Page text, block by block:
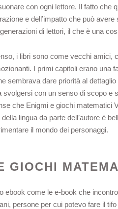
con ogni lettore. Il fatto
e dell’impatto che può
di lettori, il che è una
i libri sono come vecchi amici,
I primi capitoli erano una
sembrava dare priorità al
svolgersi con un senso di scopo e
che Enigmi e giochi matematici
della lingua da parte dell’autore è
il mondo dei personaggi.
GIOCHI
ebook come le e-book che
persone per cui potevo fare il